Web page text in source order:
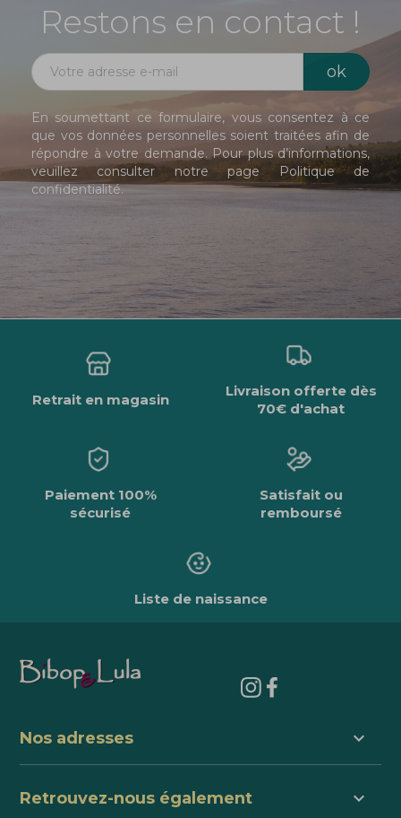
Restons en contact !
En soumettant ce formulaire, vous consentez à ce
que vos données personnelles soient traitées afin de
répondre à votre demande. Pour plus d’informations,
veuillez consulter notre page Politique de
confidentialité.
Retrait en magasin
Livraison offerte dès
70€ d'achat
Paiement 100%
sécurisé
Satisfait ou
remboursé
Liste de naissance
Nos adresses keyboard_arrow_down
Retrouvez-nous également keyboard_arrow_down